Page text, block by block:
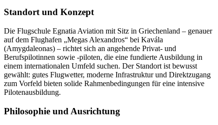
Standort und Konzept
Die Flugschule Egnatia Aviation mit Sitz in Griechenland – genauer
auf dem Flughafen „Megas Alexandros“ bei Kavála
(Amygdaleonas) – richtet sich an angehende Privat- und
Berufspilotinnen sowie -piloten, die eine fundierte Ausbildung in
einem internationalen Umfeld suchen. Der Standort ist bewusst
gewählt: gutes Flugwetter, moderne Infrastruktur und Direktzugang
zum Vorfeld bieten solide Rahmenbedingungen für eine intensive
Pilotenausbildung.
Philosophie und Ausrichtung